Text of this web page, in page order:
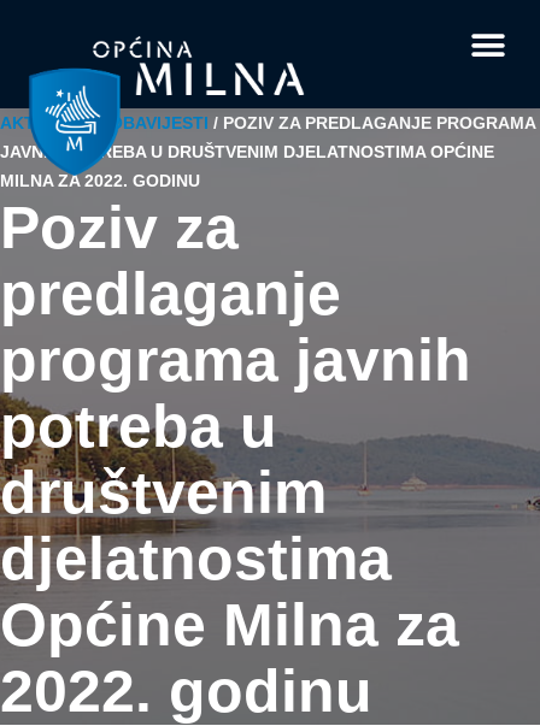
AKTUALNO/ OBAVIJESTI / POZIV ZA PREDLAGANJE PROGRAMA
JAVNIH POTREBA U DRUŠTVENIM DJELATNOSTIMA OPĆINE
MILNA ZA 2022. GODINU
Poziv za
predlaganje
programa javnih
potreba u
društvenim
djelatnostima
Općine Milna za
2022. godinu